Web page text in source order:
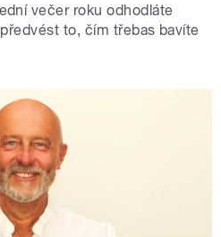
večer roku odhodláte
to, čím třebas bavíte